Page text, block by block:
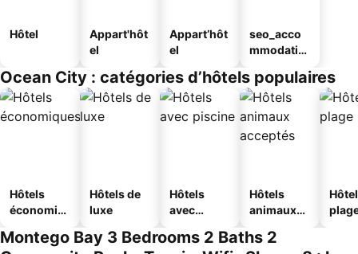
Hôtel
Appart'hôt
el
Appart’hôt
el
seo_acco
mmodatio
ousel_mot
el
Ocean City : catégories d’hôtels populaires
Hôtels
économiq
Hôtels de
luxe
Hôtels
avec
Hôtels
animaux
Montego Bay 3 Bedrooms 2 Baths 2